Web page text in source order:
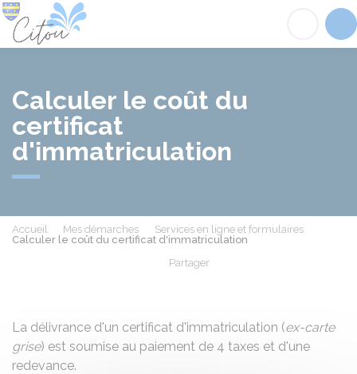
Calculer le coût du
certificat
d'immatriculation
Accueil Mes démarches
Services en ligne et formulaires
Calculer le coût du certificat d'immatriculation
Partager
La délivrance d'un certificat d'immatriculation (ex-carte
grise) est soumise au paiement de 4 taxes et d'une
redevance.